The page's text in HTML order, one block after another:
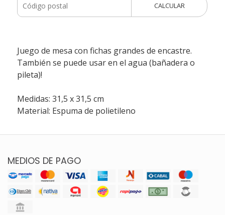
CALCULAR
Juego de mesa con fichas grandes de encastre.
También se puede usar en el agua (bañadera o
pileta)!
Medidas: 31,5 x 31,5 cm
Material: Espuma de polietileno
MEDIOS DE PAGO